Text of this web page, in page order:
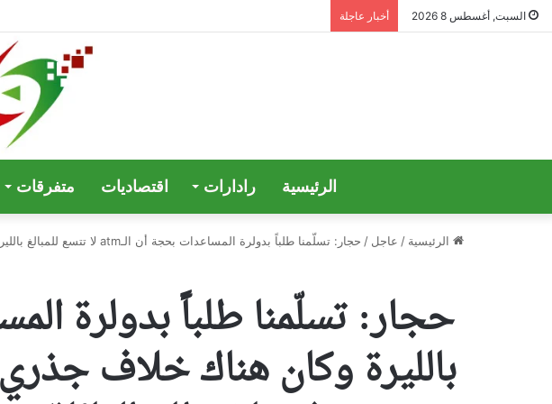
السبت, أغسطس 8 2026 أخبار عاجلة
الرئيسية رادارات اقتصاديات متفرقات
الرئيسية / عاجل / حجار: تسلّمنا طلباً بدولرة المساعدات بحجة أن الـatm لا تتسع للمبالغ بالليرة وكان هناك خلاف جذري في الإجتماعات التي حصلت بعد ذلك ورفضنا إعطاء العائلة 40 دولاراً بناء عى طلب المفوضيّة
بالليرة وكان هناك خلاف